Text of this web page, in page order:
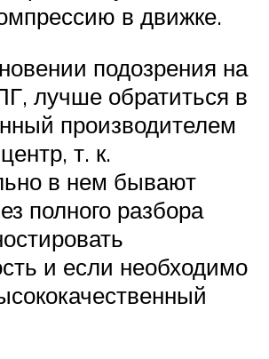
в движке.
подозрения на
лучше обратиться в
производителем
т. к.
в нем бывают
полного разбора
и если необходимо